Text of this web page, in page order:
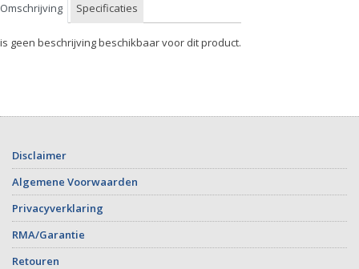
Omschrijving Specificaties
geen beschrijving beschikbaar voor dit product.
Disclaimer
Algemene Voorwaarden
Privacyverklaring
RMA/Garantie
Retouren